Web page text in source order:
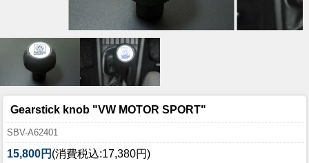
Gearstick knob "VW MOTOR SPORT"
SBV-A62401
15,800円 (消費税込:17,380円)